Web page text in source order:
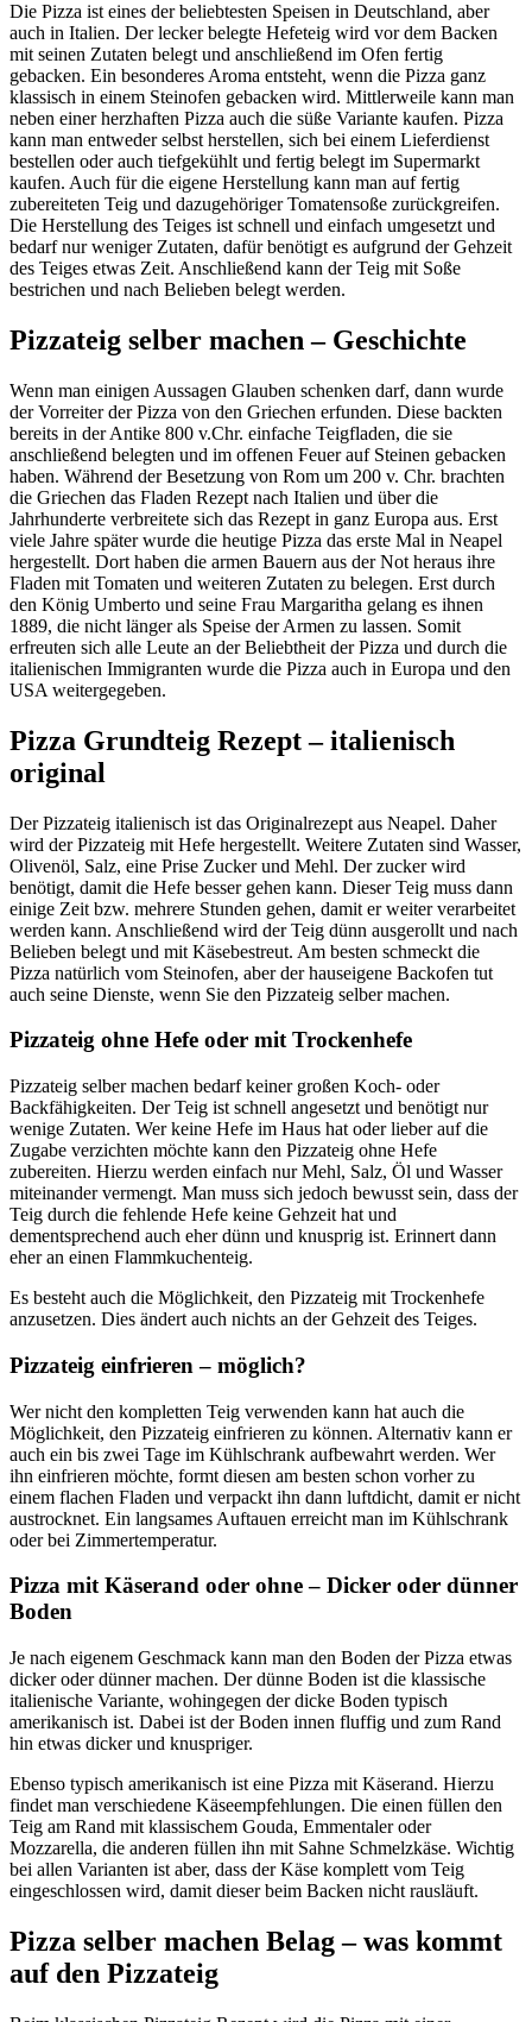
Die Pizza ist eines der beliebtesten Speisen in Deutschland, aber
auch in Italien. Der lecker belegte Hefeteig wird vor dem Backen
mit seinen Zutaten belegt und anschließend im Ofen fertig
gebacken. Ein besonderes Aroma entsteht, wenn die Pizza ganz
klassisch in einem Steinofen gebacken wird. Mittlerweile kann man
neben einer herzhaften Pizza auch die süße Variante kaufen. Pizza
kann man entweder selbst herstellen, sich bei einem Lieferdienst
bestellen oder auch tiefgekühlt und fertig belegt im Supermarkt
kaufen. Auch für die eigene Herstellung kann man auf fertig
zubereiteten Teig und dazugehöriger Tomatensoße zurückgreifen.
Die Herstellung des Teiges ist schnell und einfach umgesetzt und
bedarf nur weniger Zutaten, dafür benötigt es aufgrund der Gehzeit
des Teiges etwas Zeit. Anschließend kann der Teig mit Soße
bestrichen und nach Belieben belegt werden.
Pizzateig selber machen – Geschichte
Wenn man einigen Aussagen Glauben schenken darf, dann wurde
der Vorreiter der Pizza von den Griechen erfunden. Diese backten
bereits in der Antike 800 v.Chr. einfache Teigfladen, die sie
anschließend belegten und im offenen Feuer auf Steinen gebacken
haben. Während der Besetzung von Rom um 200 v. Chr. brachten
die Griechen das Fladen Rezept nach Italien und über die
Jahrhunderte verbreitete sich das Rezept in ganz Europa aus. Erst
viele Jahre später wurde die heutige Pizza das erste Mal in Neapel
hergestellt. Dort haben die armen Bauern aus der Not heraus ihre
Fladen mit Tomaten und weiteren Zutaten zu belegen. Erst durch
den König Umberto und seine Frau Margaritha gelang es ihnen
1889, die nicht länger als Speise der Armen zu lassen. Somit
erfreuten sich alle Leute an der Beliebtheit der Pizza und durch die
italienischen Immigranten wurde die Pizza auch in Europa und den
USA weitergegeben.
Pizza Grundteig Rezept – italienisch
original
Der Pizzateig italienisch ist das Originalrezept aus Neapel. Daher
wird der Pizzateig mit Hefe hergestellt. Weitere Zutaten sind Wasser,
Olivenöl, Salz, eine Prise Zucker und Mehl. Der zucker wird
benötigt, damit die Hefe besser gehen kann. Dieser Teig muss dann
einige Zeit bzw. mehrere Stunden gehen, damit er weiter verarbeitet
werden kann. Anschließend wird der Teig dünn ausgerollt und nach
Belieben belegt und mit Käsebestreut. Am besten schmeckt die
Pizza natürlich vom Steinofen, aber der hauseigene Backofen tut
auch seine Dienste, wenn Sie den Pizzateig selber machen.
Pizzateig ohne Hefe oder mit Trockenhefe
Pizzateig selber machen bedarf keiner großen Koch- oder
Backfähigkeiten. Der Teig ist schnell angesetzt und benötigt nur
wenige Zutaten. Wer keine Hefe im Haus hat oder lieber auf die
Zugabe verzichten möchte kann den Pizzateig ohne Hefe
zubereiten. Hierzu werden einfach nur Mehl, Salz, Öl und Wasser
miteinander vermengt. Man muss sich jedoch bewusst sein, dass der
Teig durch die fehlende Hefe keine Gehzeit hat und
dementsprechend auch eher dünn und knusprig ist. Erinnert dann
eher an einen Flammkuchenteig.
Es besteht auch die Möglichkeit, den Pizzateig mit Trockenhefe
anzusetzen. Dies ändert auch nichts an der Gehzeit des Teiges.
Pizzateig einfrieren – möglich?
Wer nicht den kompletten Teig verwenden kann hat auch die
Möglichkeit, den Pizzateig einfrieren zu können. Alternativ kann er
auch ein bis zwei Tage im Kühlschrank aufbewahrt werden. Wer
ihn einfrieren möchte, formt diesen am besten schon vorher zu
einem flachen Fladen und verpackt ihn dann luftdicht, damit er nicht
austrocknet. Ein langsames Auftauen erreicht man im Kühlschrank
oder bei Zimmertemperatur.
Pizza mit Käserand oder ohne – Dicker oder dünner
Boden
Je nach eigenem Geschmack kann man den Boden der Pizza etwas
dicker oder dünner machen. Der dünne Boden ist die klassische
italienische Variante, wohingegen der dicke Boden typisch
amerikanisch ist. Dabei ist der Boden innen fluffig und zum Rand
hin etwas dicker und knuspriger.
Ebenso typisch amerikanisch ist eine Pizza mit Käserand. Hierzu
findet man verschiedene Käseempfehlungen. Die einen füllen den
Teig am Rand mit klassischem Gouda, Emmentaler oder
Mozzarella, die anderen füllen ihn mit Sahne Schmelzkäse. Wichtig
bei allen Varianten ist aber, dass der Käse komplett vom Teig
eingeschlossen wird, damit dieser beim Backen nicht rausläuft.
Pizza selber machen Belag – was kommt
auf den Pizzateig